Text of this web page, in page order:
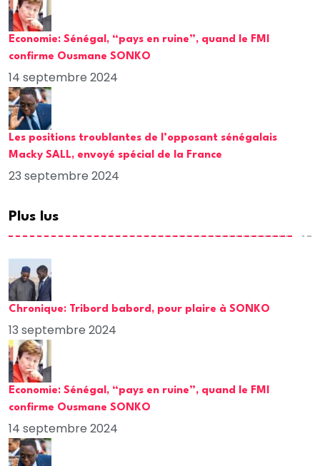
Economie: Sénégal, “pays en ruine”, quand le FMI
confirme Ousmane SONKO
14 septembre 2024
Les positions troublantes de l’opposant sénégalais
Macky SALL, envoyé spécial de la France
23 septembre 2024
Plus lus
Chronique: Tribord babord, pour plaire à SONKO
13 septembre 2024
Economie: Sénégal, “pays en ruine”, quand le FMI
confirme Ousmane SONKO
14 septembre 2024